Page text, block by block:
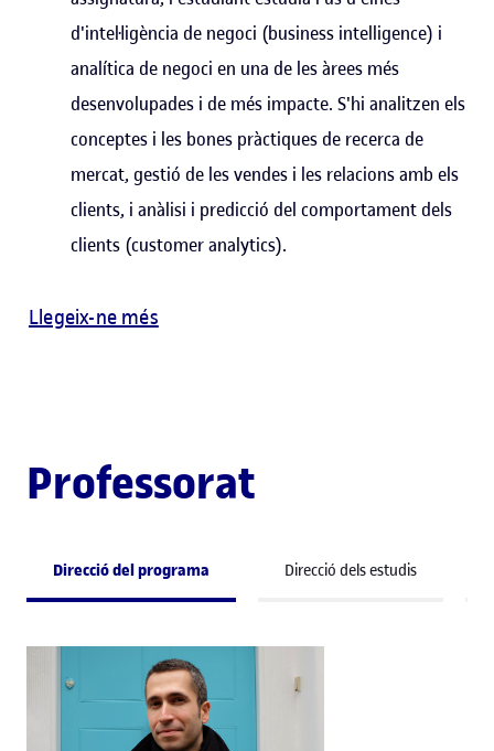
d'intel·ligència de negoci (business intelligence) i
analítica de negoci en una de les àrees més
desenvolupades i de més impacte. S'hi analitzen els
conceptes i les bones pràctiques de recerca de
mercat, gestió de les vendes i les relacions amb els
clients, i anàlisi i predicció del comportament dels
clients (customer analytics).
Llegeix-ne més
Professorat
Direcció del programa Direcció dels estudis